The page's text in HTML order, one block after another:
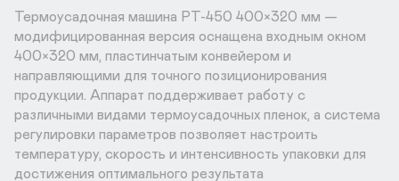
Термоусадочная машина РТ-450 400×320 мм —
модифицированная версия оснащена входным окном
400×320 мм, пластинчатым конвейером и
направляющими для точного позиционирования
продукции. Аппарат поддерживает работу с
различными видами термоусадочных пленок, а система
регулировки параметров позволяет настроить
температуру, скорость и интенсивность упаковки для
достижения оптимального результата